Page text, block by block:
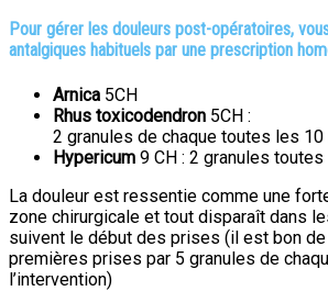
Pour gérer les douleurs post-opératoires,
antalgiques habituels par une prescription
Arnica 5CH
Rhus toxicodendron 5CH :
2 granules de chaque toutes les 10
Hypericum 9 CH : 2 granules
La douleur est ressentie comme une
zone chirurgicale et tout disparaît dans
suivent le début des prises (il est bon
premières prises par 5 granules de
l’intervention)